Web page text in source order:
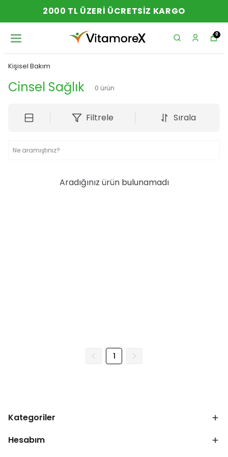
2000 TL ÜZERI ÜCRETSIZ KARGO
0
Kişisel Bakım
Cinsel Sağlık 0 ürün
Filtrele Sırala
Aradığınız ürün bulunamadı
1
Kategoriler
Hesabım